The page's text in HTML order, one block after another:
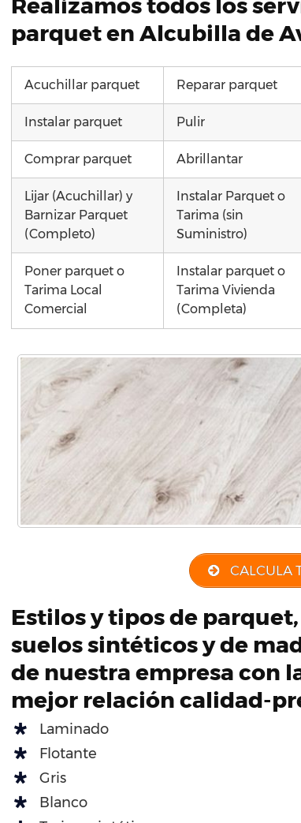
Realizamos todos los
parquet en Alcubilla de
Acuchillar parquet Reparar parquet
Instalar parquet Pulir
Comprar parquet Abrillantar
Lijar (Acuchillar) y
Barnizar Parquet
(Completo)
Instalar Parquet o
Tarima (sin
Suministro)
Poner parquet o
Tarima Local
Comercial
Instalar parquet o
Tarima Vivienda
(Completa)
CALCULA
Estilos y tipos de parquet,
suelos sintéticos y de
de nuestra empresa con
mejor relación calidad-
Laminado
Flotante
Gris
Blanco